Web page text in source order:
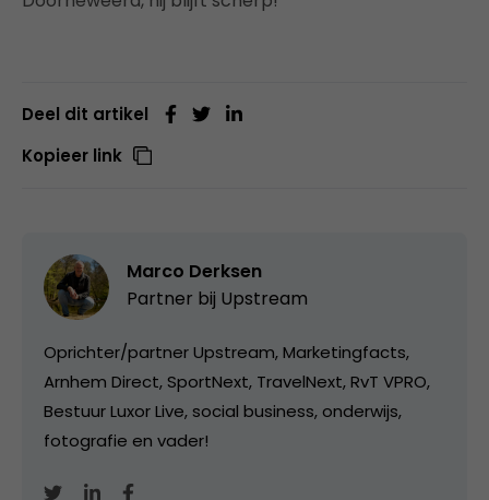
Deel dit artikel
Kopieer link
Marco Derksen
Partner bij Upstream
Oprichter/partner Upstream, Marketingfacts,
Arnhem Direct, SportNext, TravelNext, RvT VPRO,
Bestuur Luxor Live, social business, onderwijs,
fotografie en vader!